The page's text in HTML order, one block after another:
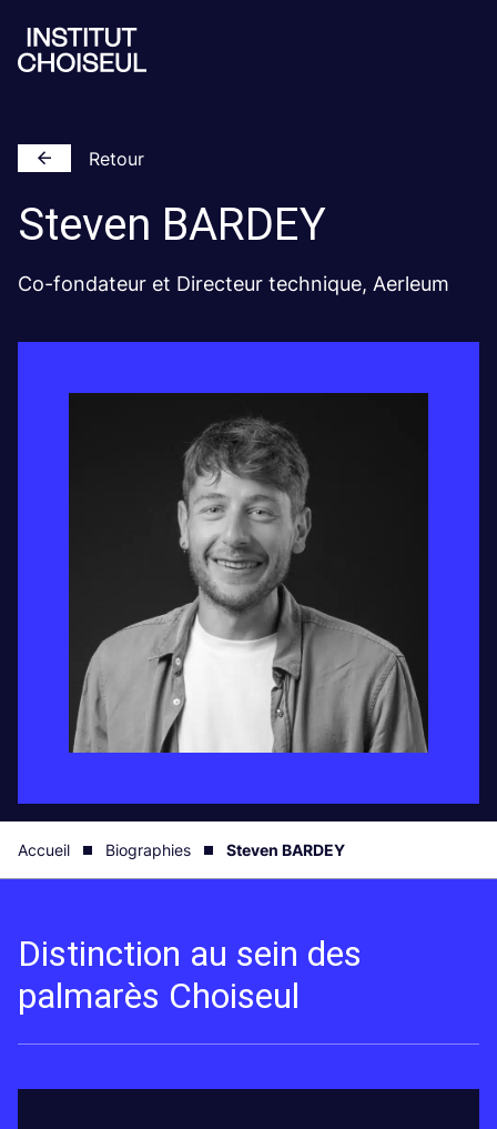
Retour
Steven BARDEY
Co-fondateur et Directeur technique, Aerleum
Accueil Biographies Steven BARDEY
Distinction au sein des
palmarès Choiseul